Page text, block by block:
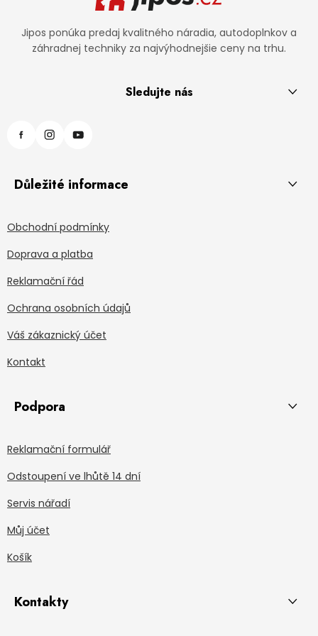
Jipos ponúka predaj kvalitného náradia, autodoplnkov a
záhradnej techniky za najvýhodnejšie ceny na trhu.
Sledujte nás
Důležité informace
Obchodní podmínky
Doprava a platba
Reklamační řád
Ochrana osobních údajů
Váš zákaznický účet
Kontakt
Podpora
Reklamační formulář
Odstoupení ve lhůtě 14 dní
Servis nářadí
Můj účet
Košík
Kontakty